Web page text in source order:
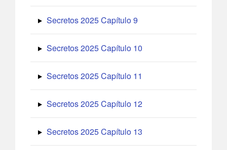
Secretos 2025 Capítulo 9
Secretos 2025 Capítulo 10
Secretos 2025 Capítulo 11
Secretos 2025 Capítulo 12
Secretos 2025 Capítulo 13